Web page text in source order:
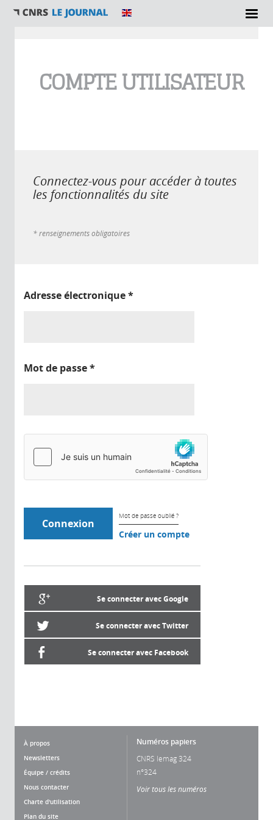
COMPTE UTILISATEUR
Connectez-vous pour accéder à toutes
les fonctionnalités du site
* renseignements obligatoires
Adresse électronique*
Mot de passe*
Mot de passe oublié ?
Créer un compte
Se connecter avec Google
Se connecter avec Twitter
Se connecter avec Facebook
À propos
Newsletters
Équipe / crédits
Nous contacter
Charte d'utilisation
Plan du site
Numéros papiers
CNRS lemag 324
n°324
Voir tous les numéros